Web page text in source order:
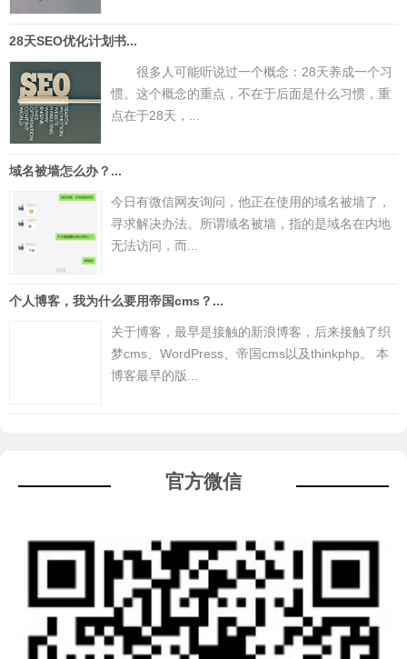
28天SEO优化计划书...
很多人可能听说过一个概念：28天养成一个习
惯。这个概念的重点，不在于后面是什么习惯，重
点在于28天，...
域名被墙怎么办？...
今日有微信网友询问，他正在使用的域名被墙了，
寻求解决办法。所谓域名被墙，指的是域名在内地
无法访问，而...
个人博客，我为什么要用帝国cms？...
关于博客，最早是接触的新浪博客，后来接触了织
梦cms、WordPress、帝国cms以及thinkphp。 本
博客最早的版...
官方微信